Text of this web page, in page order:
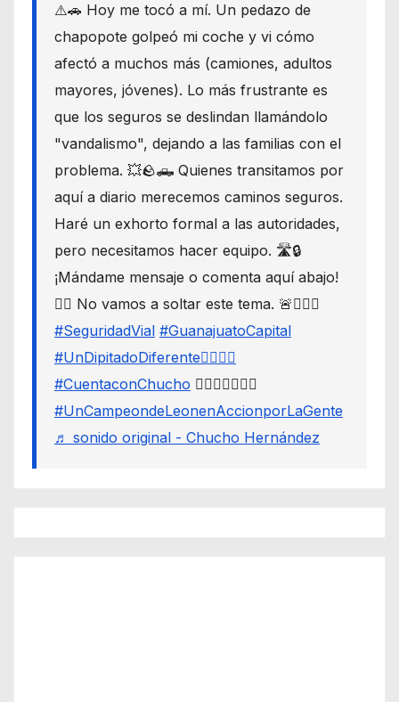
⚠️🚗 Hoy me tocó a mí. Un pedazo de
chapopote golpeó mi coche y vi cómo
afectó a muchos más (camiones, adultos
mayores, jóvenes). Lo más frustrante es
que los seguros se deslindan llamándolo
"vandalismo", dejando a las familias con el
problema. 💥🪨🛻 Quienes transitamos por
aquí a diario merecemos caminos seguros.
Haré un exhorto formal a las autoridades,
pero necesitamos hacer equipo. 🛣️🔒
¡Mándame mensaje o comenta aquí abajo!
👇🏼 No vamos a soltar este tema. 🚨🙋🏾‍♂️
#SeguridadVial #GuanajuatoCapital
#UnDipitadoDiferente🙋🏽‍♂️⚖️
#CuentaconChucho 🙋🏾‍♂️✌🏾☝🏾
#UnCampeondeLeonenAccionporLaGente
♬ sonido original - Chucho Hernández